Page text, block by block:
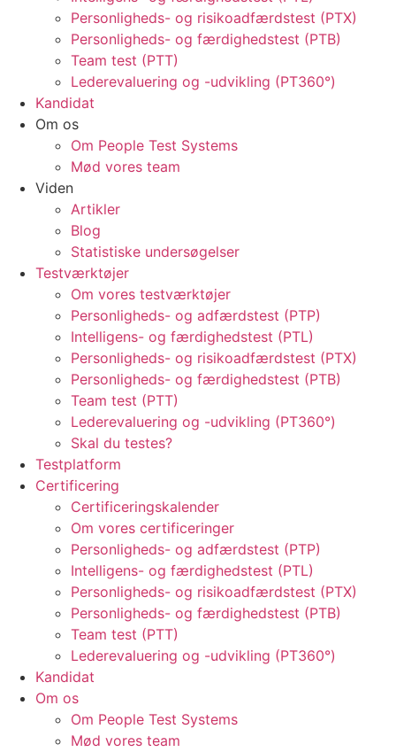
Personligheds- og risikoadfærdstest (PTX)
Personligheds- og færdighedstest (PTB)
Team test (PTT)
Lederevaluering og -udvikling (PT360°)
Kandidat
Om os
Om People Test Systems
Mød vores team
Viden
Artikler
Blog
Statistiske undersøgelser
Testværktøjer
Om vores testværktøjer
Personligheds- og adfærdstest (PTP)
Intelligens- og færdighedstest (PTL)
Personligheds- og risikoadfærdstest (PTX)
Personligheds- og færdighedstest (PTB)
Team test (PTT)
Lederevaluering og -udvikling (PT360°)
Skal du testes?
Testplatform
Certificering
Certificeringskalender
Om vores certificeringer
Personligheds- og adfærdstest (PTP)
Intelligens- og færdighedstest (PTL)
Personligheds- og risikoadfærdstest (PTX)
Personligheds- og færdighedstest (PTB)
Team test (PTT)
Lederevaluering og -udvikling (PT360°)
Kandidat
Om os
Om People Test Systems
Mød vores team